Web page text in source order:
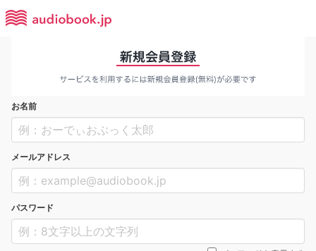
お名前
メールアドレス
パスワード